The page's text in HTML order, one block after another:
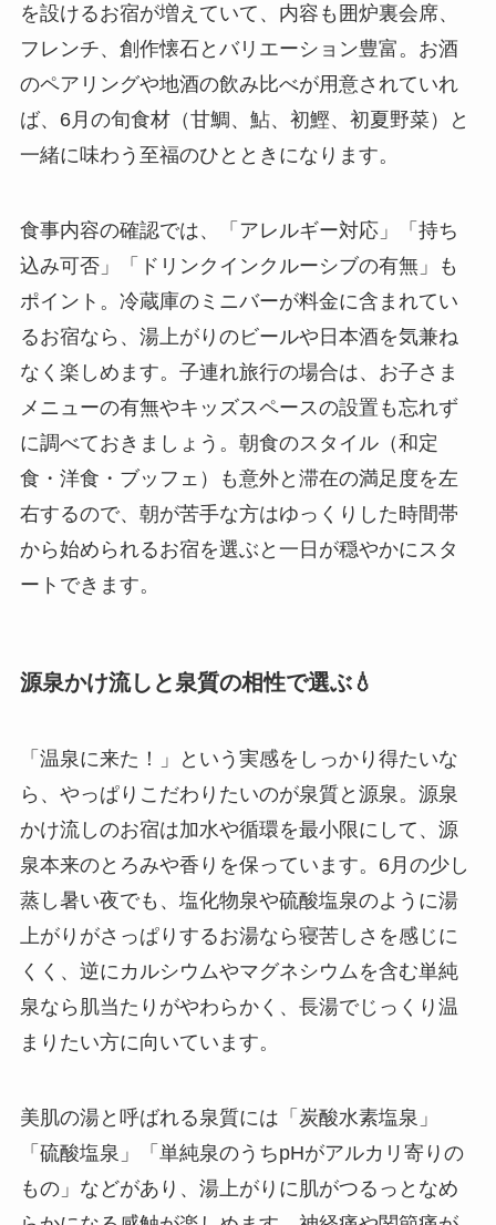
を設けるお宿が増えていて、内容も囲炉裏会席、
フレンチ、創作懐石とバリエーション豊富。お酒
のペアリングや地酒の飲み比べが用意されていれ
ば、6月の旬食材（甘鯛、鮎、初鰹、初夏野菜）と
一緒に味わう至福のひとときになります。
食事内容の確認では、「アレルギー対応」「持ち
込み可否」「ドリンクインクルーシブの有無」も
ポイント。冷蔵庫のミニバーが料金に含まれてい
るお宿なら、湯上がりのビールや日本酒を気兼ね
なく楽しめます。子連れ旅行の場合は、お子さま
メニューの有無やキッズスペースの設置も忘れず
に調べておきましょう。朝食のスタイル（和定
食・洋食・ブッフェ）も意外と滞在の満足度を左
右するので、朝が苦手な方はゆっくりした時間帯
から始められるお宿を選ぶと一日が穏やかにスタ
ートできます。
源泉かけ流しと泉質の相性で選ぶ💧
「温泉に来た！」という実感をしっかり得たいな
ら、やっぱりこだわりたいのが泉質と源泉。源泉
かけ流しのお宿は加水や循環を最小限にして、源
泉本来のとろみや香りを保っています。6月の少し
蒸し暑い夜でも、塩化物泉や硫酸塩泉のように湯
上がりがさっぱりするお湯なら寝苦しさを感じに
くく、逆にカルシウムやマグネシウムを含む単純
泉なら肌当たりがやわらかく、長湯でじっくり温
まりたい方に向いています。
美肌の湯と呼ばれる泉質には「炭酸水素塩泉」
「硫酸塩泉」「単純泉のうちpHがアルカリ寄りの
もの」などがあり、湯上がりに肌がつるっとなめ